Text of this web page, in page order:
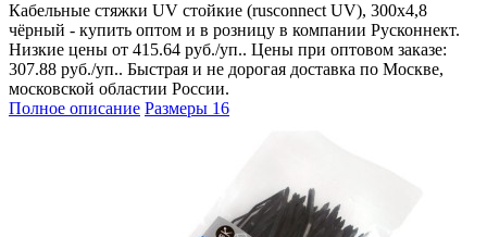
Кабельные стяжки UV стойкие (rusconnect UV), 300x4,8
чёрный - купить оптом и в розницу в компании Русконнект.
Низкие цены от 415.64 руб./уп.. Цены при оптовом заказе:
307.88 руб./уп.. Быстрая и не дорогая доставка по Москве,
московской областии России.
Полное описание Размеры 16